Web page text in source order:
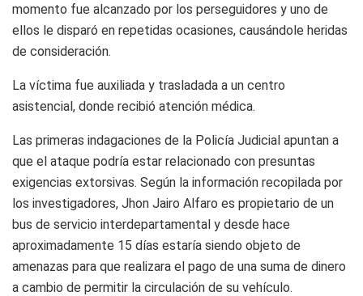
momento fue alcanzado por los perseguidores y uno de
ellos le disparó en repetidas ocasiones, causándole heridas
de consideración.
La víctima fue auxiliada y trasladada a un centro
asistencial, donde recibió atención médica.
Las primeras indagaciones de la Policía Judicial apuntan a
que el ataque podría estar relacionado con presuntas
exigencias extorsivas. Según la información recopilada por
los investigadores, Jhon Jairo Alfaro es propietario de un
bus de servicio interdepartamental y desde hace
aproximadamente 15 días estaría siendo objeto de
amenazas para que realizara el pago de una suma de dinero
a cambio de permitir la circulación de su vehículo.